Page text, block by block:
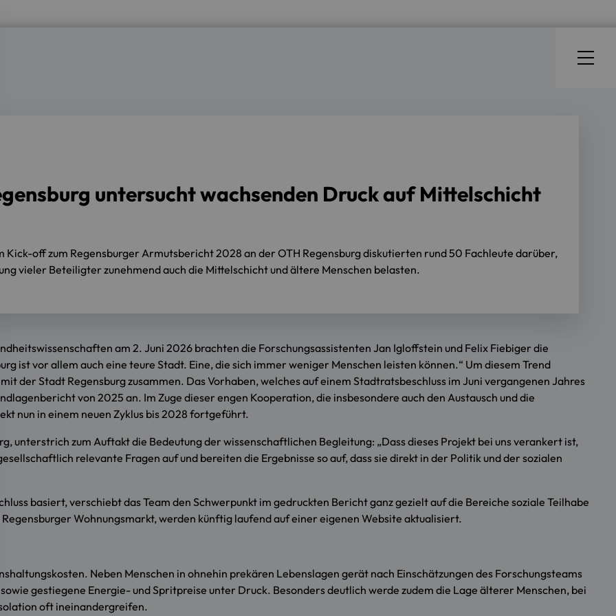
untersucht wachsenden Druck auf Mittelschicht
Kick-off zum Regensburger Armutsbericht 2028 an der OTH Regensburg diskutierten rund 50 Fachleute darüber,
vieler Beteiligter zunehmend auch die Mittelschicht und ältere Menschen belasten.
am 2. Juni 2026 brachten die Forschungsassistenten Jan Igloffstein und Felix Fiebiger die
ist vor allem auch eine teure Stadt. Eine, die sich immer weniger Menschen leisten können.“ Um diesem Trend
der Stadt Regensburg zusammen. Das Vorhaben, welches auf einem Stadtratsbeschluss im Juni vergangenen Jahres
von 2025 an. Im Zuge dieser engen Kooperation, die insbesondere auch den Austausch und die
nun in einem neuen Zyklus bis 2028 fortgeführt.
unterstrich zum Auftakt die Bedeutung der wissenschaftlichen Begleitung: „Dass dieses Projekt bei uns verankert ist,
relevante Fragen auf und bereiten die Ergebnisse so auf, dass sie direkt in der Politik und der sozialen
basiert, verschiebt das Team den Schwerpunkt im gedruckten Bericht ganz gezielt auf die Bereiche soziale Teilhabe
Wohnungsmarkt, werden künftig laufend auf einer eigenen Website aktualisiert.
Neben Menschen in ohnehin prekären Lebenslagen gerät nach Einschätzungen des Forschungsteams
gestiegene Energie- und Spritpreise unter Druck. Besonders deutlich werde zudem die Lage älterer Menschen, bei
oft ineinandergreifen.